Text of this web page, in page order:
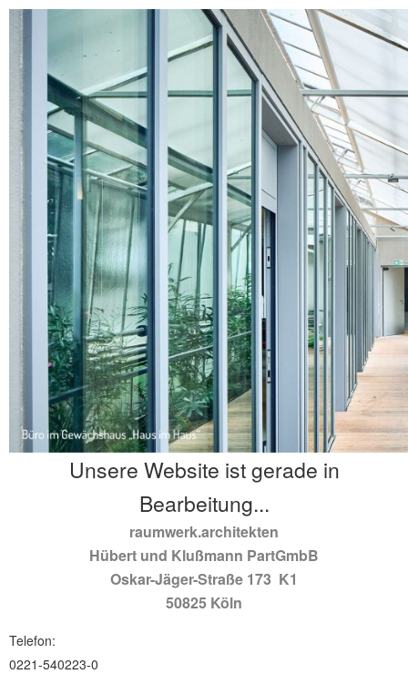
Unsere Website ist gerade in
Bearbeitung...
raumwerk.architekten
Hübert und Klußmann PartGmbB
Oskar-Jäger-Straße 173 K1
50825 Köln
Telefon:
0221-540223-0